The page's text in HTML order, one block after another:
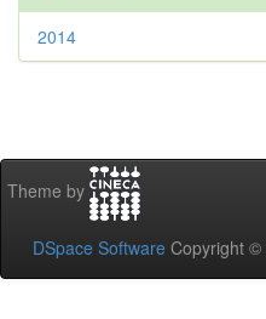
2014
Theme by
DSpace Software Copyright ©